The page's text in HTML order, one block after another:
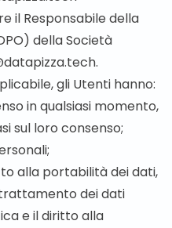
il Responsabile della
della Società
.
gli Utenti hanno:
in qualsiasi momento,
sul loro consenso;
alla portabilità dei dati,
dei dati
e il diritto alla